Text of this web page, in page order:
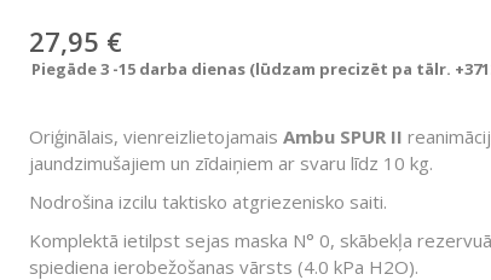
27,95 €
Piegāde 3 -15 darba dienas (lūdzam precizēt pa tālr.
Oriģinālais, vienreizlietojamais Ambu SPUR II
jaundzimušajiem un zīdaiņiem ar svaru līdz 10 kg.
Nodrošina izcilu taktisko atgriezenisko saiti.
Komplektā ietilpst sejas maska N° 0, skābekļa
spiediena ierobežošanas vārsts (4.0 kPa H2O).